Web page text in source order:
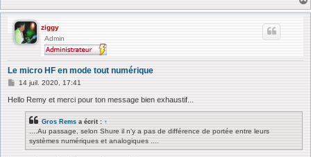
ziggy
Admin
Le micro HF en mode tout numérique
M
s
14 juil. 2020, 17:41
Hello Remy et merci pour ton message bien exhaustif...
Gros Rems a écrit : ↑
....Au passage, selon Shure il n'y a pas de différence de portée entre leurs
systèmes numériques et analogiques ....